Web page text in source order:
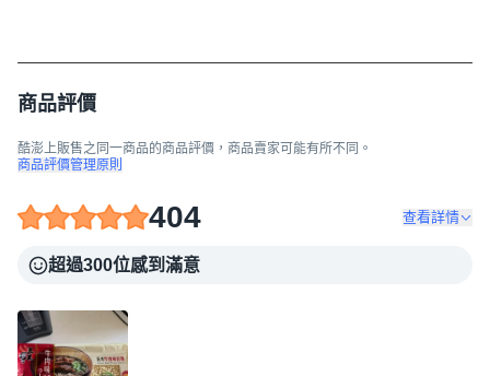
商品評價
酷澎上販售之同一商品的商品評價，商品賣家可能有所不同。
商品評價管理原則
404 查看詳情
超過300位感到滿意